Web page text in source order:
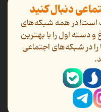
دنبال کنید
است! در همه شبکه‌های
دسته اول را با بهترین
را در شبکه‌های اجتماعی